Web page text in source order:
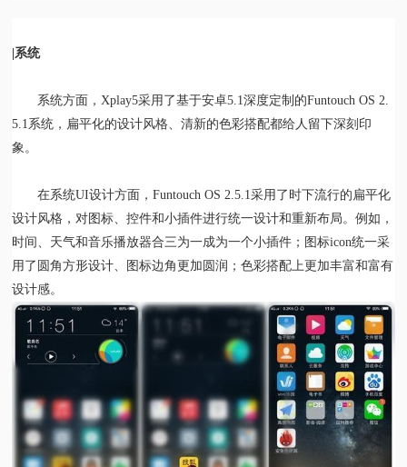
|系统
系统方面，Xplay5采用了基于安卓5.1深度定制的Funtouch OS 2.
5.1系统，扁平化的设计风格、清新的色彩搭配都给人留下深刻印
象。
在系统UI设计方面，Funtouch OS 2.5.1采用了时下流行的扁平化
设计风格，对图标、控件和小插件进行统一设计和重新布局。例如，
时间、天气和音乐播放器合三为一成为一个小插件；图标icon统一采
用了圆角方形设计、图标边角更加圆润；色彩搭配上更加丰富和富有
设计感。